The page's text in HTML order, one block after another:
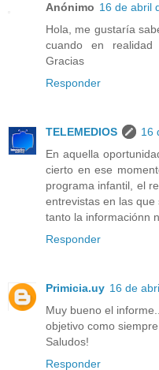
Anónimo 16 de abril
Hola, me gustaría
cuando en
Gracias
Responder
TELEMEDIOS
16
En aquella
cierto en ese
programa infantil, el
entrevistas en las
tanto la informaciónn
Responder
Primicia.uy 16 de
Muy bueno el informe...
objetivo como
Saludos!
Responder